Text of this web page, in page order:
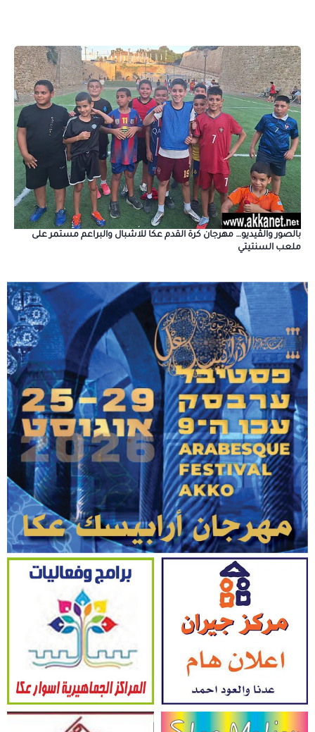
بالصور والڤيديو… مهرجان كرة القدم عكا للاشبال والبراعم مستمر على
ملعب السنتيتي